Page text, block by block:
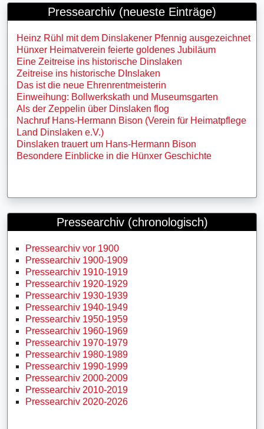
Pressearchiv (neueste Einträge)
Heinz Rühl mit dem Dinslakener Pfennig ausgezeichnet
Hünxer Heimatverein feierte goldenes Jubiläum
Eine Zeitreise ins historische Dinslaken
Zeitreise ins historische DInslaken
Das ist die neue Ehrenrentmeisterin
Einweihung: Bollwerkskath und Museumsgarten
Als der Zeppelin über Dinslaken flog
Nachruf Hans-Hermann Bison (Verein für Heimatpflege
Land Dinslaken e.V.)
Dinslaken trauert um Hans-Hermann Bison
Besondere Einblicke in die Hünxer Geschichte
Pressearchiv (chronologisch)
Pressearchiv vor 1900
Pressearchiv 1900-1909
Pressearchiv 1910-1919
Pressearchiv 1920-1929
Pressearchiv 1930-1939
Pressearchiv 1940-1949
Pressearchiv 1950-1959
Pressearchiv 1960-1969
Pressearchiv 1970-1979
Pressearchiv 1980-1989
Pressearchiv 1990-1999
Pressearchiv 2000-2009
Pressearchiv 2010-2019
Pressearchiv 2020-2026